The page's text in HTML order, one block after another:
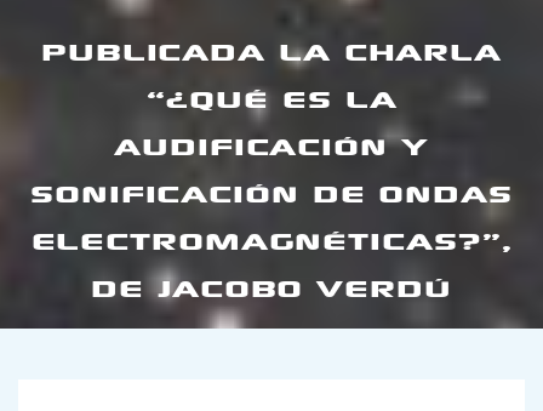
PUBLICADA LA CHARLA
“¿QUÉ ES LA
AUDIFICACIÓN Y
SONIFICACIÓN DE ONDAS
ELECTROMAGNÉTICAS?”,
DE JACOBO VERDÚ